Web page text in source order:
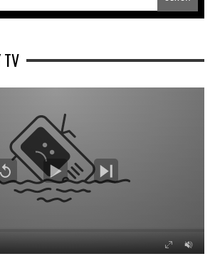
TV